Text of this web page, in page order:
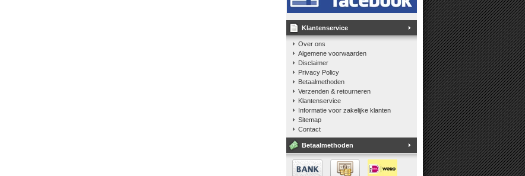
Klantenservice
Over ons
Algemene voorwaarden
Disclaimer
Privacy Policy
Betaalmethoden
Verzenden & retourneren
Klantenservice
Informatie voor zakelijke klanten
Sitemap
Contact
Betaalmethoden